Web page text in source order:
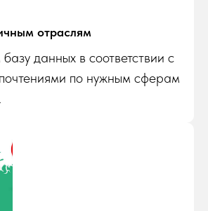
отраслям
данных в соответствии с
по нужным сферам